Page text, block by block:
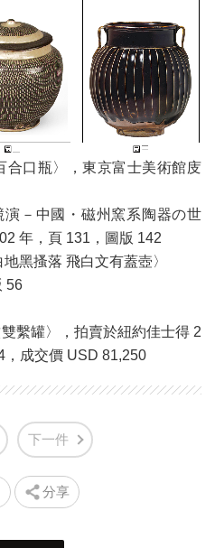
合口瓶〉，東京富士美術館庋
－中國・磁州窯系陶器の世
年，頁 131，圖版 142
黑搔落 飛白文有蓋壺〉
56
繫罐〉，拍賣於紐約佳士得 2
，成交價 USD 81,250
下一件
分享